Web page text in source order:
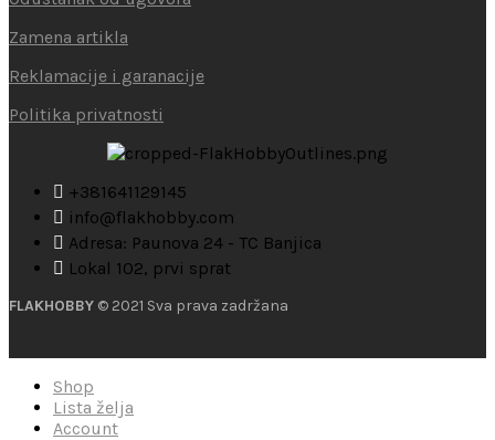
Zamena artikla
Reklamacije i garanacije
Politika privatnosti
+381641129145
info@flakhobby.com
Adresa: Paunova 24 - TC Banjica
Lokal 102, prvi sprat
FLAKHOBBY © 2021 Sva prava zadržana
Shop
Lista želja
Account